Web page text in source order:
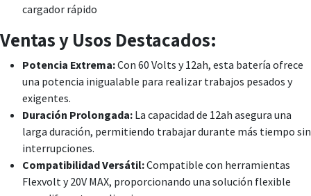
cargador rápido
Ventas y Usos Destacados:
Potencia Extrema:Con 60 Volts y 12ah, esta batería ofrece
una potencia inigualable para realizar trabajos pesados y
exigentes.
Duración Prolongada: La capacidad de 12ah asegura una
larga duración, permitiendo trabajar durante más tiempo sin
interrupciones.
Compatibilidad Versátil:Compatible con herramientas
Flexvolt y 20V MAX, proporcionando una solución flexible